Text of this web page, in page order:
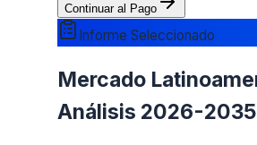
Continuar al Pago
Informe Seleccionado
Mercado
Análisis 2026-2035